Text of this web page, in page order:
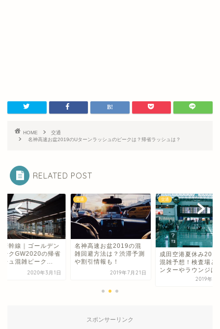
HOME
交通
名神高速お盆2019のUターンラッシュのピークは？帰省ラッシュは？
RELATED POST
新幹線｜ゴールデン
ークGW2020の帰省
シュ混雑ピーク...
2020年3月1日
交通
名神高速お盆2019の混
雑回避方法は？渋滞予測
や割引情報も！
2019年7月21日
交通
成田空港夏休み
混雑予想！検査場と
ンターやラウンジは
2019年7
スポンサーリンク